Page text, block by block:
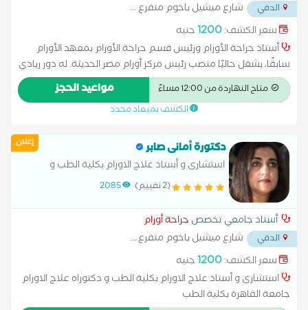
الدقي شارع ميشيل باخوم متفرع...
سعر الكشف:1200جنيه
أستاذ جراحة الأورام ورئيس قسم جراحة الأورام بمعهد الأورام
سابقًا، يشغل حاليًا منصب رئيس مركز أورام مصر الحديثة. له دور ريادي
في مجال جراحات الأورام داخل مصر وخارجها، وهو الرئيس السابق
للجمعية المصرية لجراحة الأورام، وعضو فعال في الجمعية الأوروبية
والأمريكية لجراحة الأورام، بالإضافة إلى عضويته في الاتحاد العالمي
متاح النهاردة من 12:00 مساءً مواعيد الحجز
الكشف بميعاد محدد
إعلان دكتورة أمانى صابر
استشارى و أستاذ علاج الاورام بكلية الطب و
دكتوراه علاج الاورام جامعة القاهرة بكلية الطب
(2 تقييم) 2085
أستاذ جامعي تخصص جراحة أورام
الدقي شارع ميشيل باخوم متفرع...
سعر الكشف:1200جنيه
استشارى و أستاذ علاج الاورام بكلية الطب و دكتوراه علاج الاورام
جامعة القاهرة بكلية الطب